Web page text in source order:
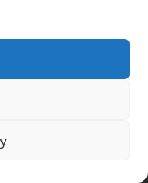
reserved